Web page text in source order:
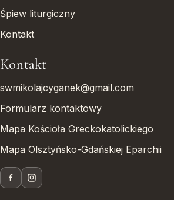
Śpiew liturgiczny
Kontakt
Kontakt
swmikolajcyganek@gmail.com
Formularz kontaktowy
Mapa Kościoła Greckokatolickiego
Mapa Olsztyńsko-Gdańskiej Eparchii